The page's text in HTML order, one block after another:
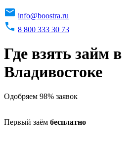
info@boostra.ru
8 800 333 30 73
Где взять займ в
Владивостоке
Одобряем 98% заявок
Первый заём бесплатно